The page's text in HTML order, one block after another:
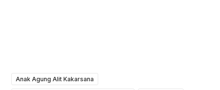
Anak Agung Alit Kakarsana